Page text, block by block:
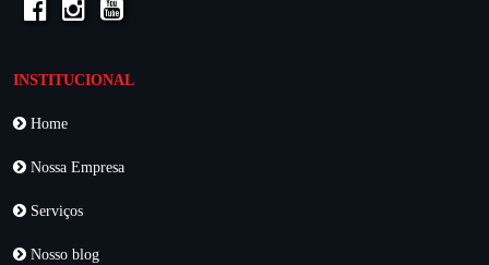
INSTITUCIONAL
Home
Nossa Empresa
Serviços
Nosso blog